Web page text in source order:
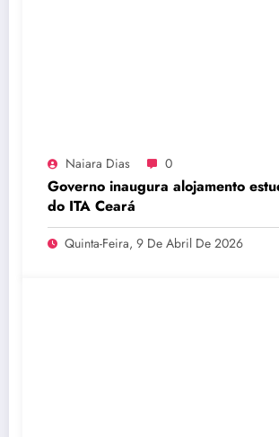
Naiara Dias 0
Governo inaugura alojamento
do ITA Ceará
Quinta-Feira, 9 De Abril De 2026